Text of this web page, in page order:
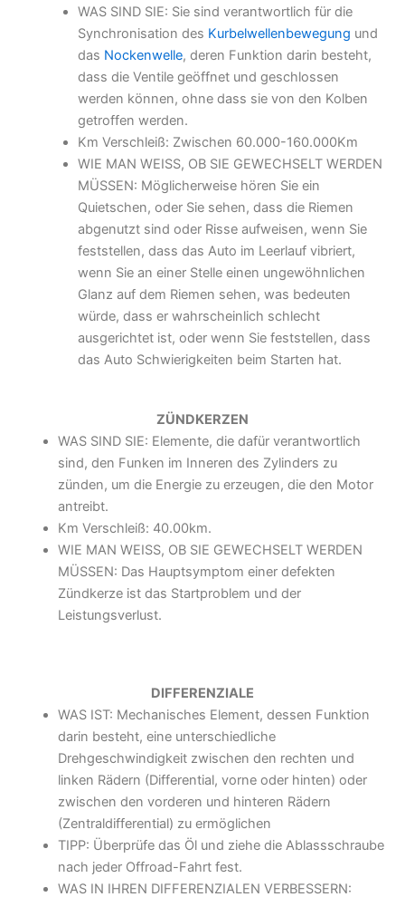
WAS SIND SIE: Sie sind verantwortlich für die
Synchronisation des Kurbelwellenbewegung und
das Nockenwelle, deren Funktion darin besteht,
dass die Ventile geöffnet und geschlossen
werden können, ohne dass sie von den Kolben
getroffen werden.
Km Verschleiß: Zwischen 60.000-160.000Km
WIE MAN WEISS, OB SIE GEWECHSELT WERDEN
MÜSSEN: Möglicherweise hören Sie ein
Quietschen, oder Sie sehen, dass die Riemen
abgenutzt sind oder Risse aufweisen, wenn Sie
feststellen, dass das Auto im Leerlauf vibriert,
wenn Sie an einer Stelle einen ungewöhnlichen
Glanz auf dem Riemen sehen, was bedeuten
würde, dass er wahrscheinlich schlecht
ausgerichtet ist, oder wenn Sie feststellen, dass
das Auto Schwierigkeiten beim Starten hat.
ZÜNDKERZEN
WAS SIND SIE: Elemente, die dafür verantwortlich
sind, den Funken im Inneren des Zylinders zu
zünden, um die Energie zu erzeugen, die den Motor
antreibt.
Km Verschleiß: 40.00km.
WIE MAN WEISS, OB SIE GEWECHSELT WERDEN
MÜSSEN: Das Hauptsymptom einer defekten
Zündkerze ist das Startproblem und der
Leistungsverlust.
DIFFERENZIALE
WAS IST: Mechanisches Element, dessen Funktion
darin besteht, eine unterschiedliche
Drehgeschwindigkeit zwischen den rechten und
linken Rädern (Differential, vorne oder hinten) oder
zwischen den vorderen und hinteren Rädern
(Zentraldifferential) zu ermöglichen
TIPP: Überprüfe das Öl und ziehe die Ablassschraube
nach jeder Offroad-Fahrt fest.
WAS IN IHREN DIFFERENZIALEN VERBESSERN: